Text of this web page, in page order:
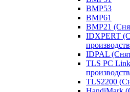
BMP53
BMP61
BMP21
IDXPERT
IDPAL
TLS PC
TLS2200